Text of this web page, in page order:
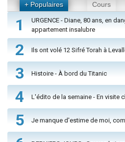
+ Populaires Cours
1
URGENCE - Diane, 80 ans, en
appartement insalubre
2 Ils ont volé 12 Sifré Torah à
3 Histoire - À bord du Titanic
4 L'édito de la semaine - En visite
5 Je manque d'estime de moi,